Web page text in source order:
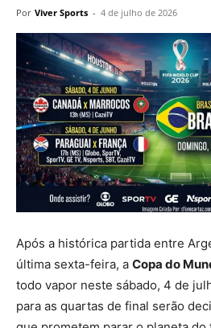
Por Viver Sports - 4 de julho de 2026
Após a histórica partida entre
última sexta-feira, a Copa do
todo vapor neste sábado, 4 de
para as quartas de final serão